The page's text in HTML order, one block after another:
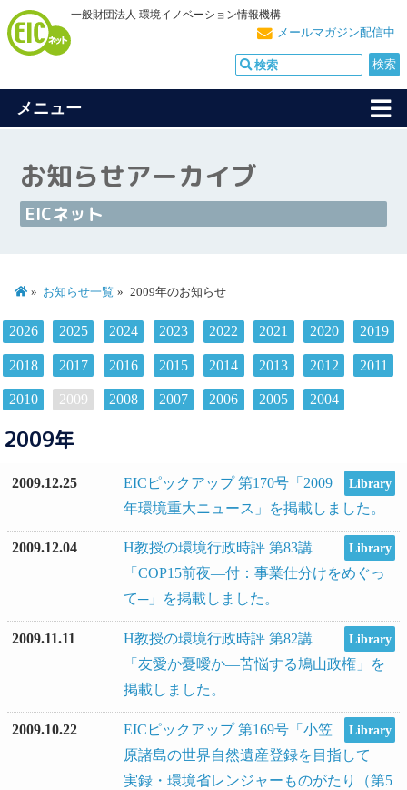
一般財団法人 環境イノベーション情報機構
メールマガジン配信中
メニュー
お知らせアーカイブ
EICネット
お知らせ一覧 2009年のお知らせ
2026 2025 2024 2023 2022 2021 2020 2019
2018 2017 2016 2015 2014 2013 2012 2011
2010 2009 2008 2007 2006 2005 2004
2009年
2009.12.25 Library
EICピックアップ 第170号「2009
年環境重大ニュース」を掲載しました。
2009.12.04 Library
H教授の環境行政時評 第83講
「COP15前夜―付：事業仕分けをめぐっ
て─」を掲載しました。
2009.11.11 Library
H教授の環境行政時評 第82講
「友愛か憂曖か―苦悩する鳩山政権」を
掲載しました。
2009.10.22 Library
EICピックアップ 第169号「小笠
原諸島の世界自然遺産登録を目指して
実録・環境省レンジャーものがたり（第5